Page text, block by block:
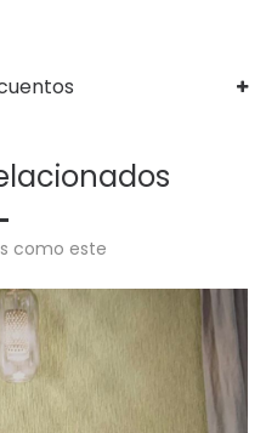
como este